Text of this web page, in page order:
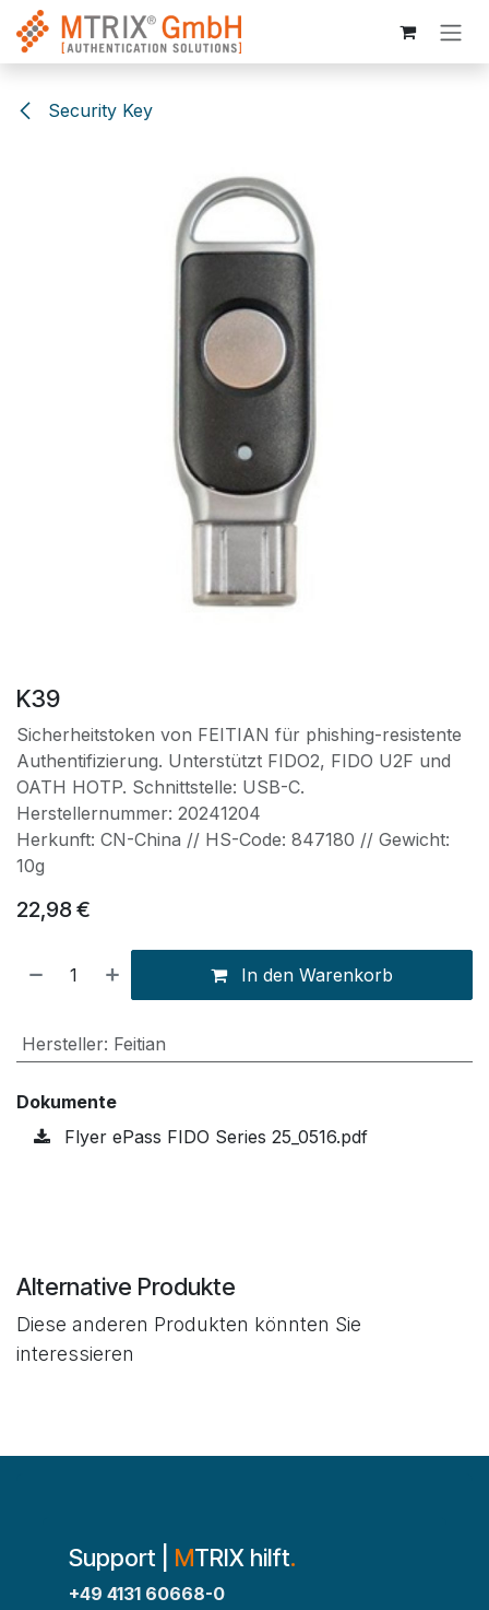
Zum Inhalt springen
Security Key
K39
Sicherheitstoken von FEITIAN für phishing-resistente
Authentifizierung. Unterstützt FIDO2, FIDO U2F und
OATH HOTP. Schnittstelle: USB-C.
Herstellernummer: 20241204
Herkunft: CN-China // HS-Code: 847180 // Gewicht:
10g
22,98€
In den Warenkorb
Hersteller: Feitian
Dokumente
Flyer ePass FIDO Series 25_0516.pdf
Alternative Produkte
Diese anderen Produkten könnten Sie
interessieren
Support | MTRIX hilft.
+49 4131 60668-0